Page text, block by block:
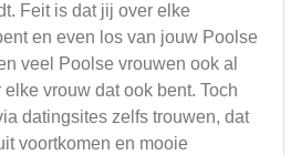
Feit is dat jij over elke
en even los van jouw Poolse
veel Poolse vrouwen ook al
vrouw dat ook bent. Toch
datingsites zelfs trouwen, dat
voortkomen en mooie